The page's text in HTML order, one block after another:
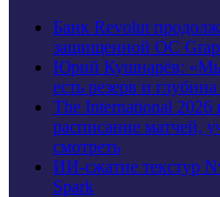
Банк Revolut
защищенной ОС
Юрий Кушнарёв: «Мы
есть резерв и глубина
The International 2026
расписание матчей,
смотреть
ИИ-сжатие текстур
Spark